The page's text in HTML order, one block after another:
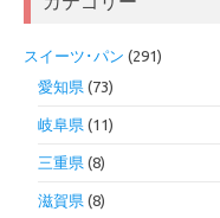
スイーツ･パン (291)
愛知県 (73)
岐阜県 (11)
三重県 (8)
滋賀県 (8)